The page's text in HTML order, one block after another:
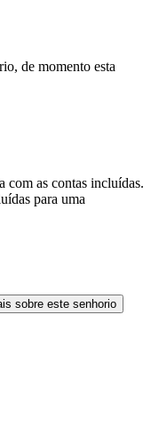
de momento esta
com as contas incluídas.
para uma
sobre este senhorio